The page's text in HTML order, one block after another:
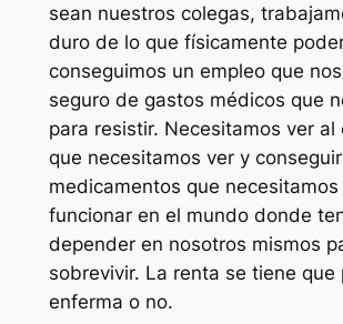
sean nuestros colegas,
duro de lo que físicamente
conseguimos un empleo que
seguro de gastos médicos que
para resistir. Necesitamos ver al
que necesitamos ver y
medicamentos que necesitamos
funcionar en el mundo donde
depender en nosotros mismos
sobrevivir. La renta se tiene que
enferma o no.